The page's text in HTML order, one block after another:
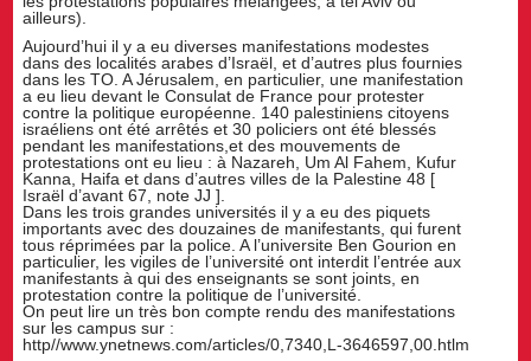
ailleurs).
Aujourd’hui il y a eu diverses manifestations modestes
dans des localités arabes d’Israël, et d’autres plus fournies
dans les TO. A Jérusalem, en particulier, une manifestation
a eu lieu devant le Consulat de France pour protester
contre la politique européenne. 140 palestiniens citoyens
israéliens ont été arrêtés et 30 policiers ont été blessés
pendant les manifestations,et des mouvements de
protestations ont eu lieu : à Nazareh, Um Al Fahem, Kufur
Kanna, Haifa et dans d’autres villes de la Palestine 48 [
Israël d’avant 67, note JJ ].
Dans les trois grandes universités il y a eu des piquets
importants avec des douzaines de manifestants, qui furent
tous réprimées par la police. A l’universite Ben Gourion en
particulier, les vigiles de l’université ont interdit l’entrée aux
manifestants à qui des enseignants se sont joints, en
protestation contre la politique de l’université.
On peut lire un très bon compte rendu des manifestations
sur les campus sur :
http//www.ynetnews.com/articles/0,7340,L-3646597,00.htlm